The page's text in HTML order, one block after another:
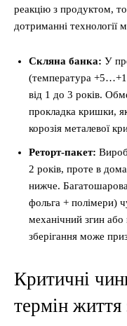
реакцію з продуктом,
дотриманні технології
Скляна банка: У
(температура
від 1 до 3 років.
прокладка кришки,
корозія металевої
Реторт-пакет:
2 років, проте в
нижче.
фольга + полімери)
механічний згин або
зберігання може
Критичні
термін життя